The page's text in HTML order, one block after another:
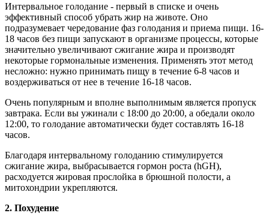
Интервальное голодание - первый в списке и очень
эффективный способ убрать жир на животе. Оно
подразумевает чередование фаз голодания и приема пищи. 16-
18 часов без пищи запускают в организме процессы, которые
значительно увеличивают сжигание жира и производят
некоторые гормональные изменения. Применять этот метод
несложно: нужно принимать пищу в течение 6-8 часов и
воздерживаться от нее в течение 16-18 часов.
Очень популярным и вполне выполнимым является пропуск
завтрака. Если вы ужинали с 18:00 до 20:00, а обедали около
12:00, то голодание автоматически будет составлять 16-18
часов.
Благодаря интервальному голоданию стимулируется
сжигание жира, выбрасывается гормон роста (hGH),
расходуется жировая прослойка в брюшной полости, а
митохондрии укрепляются.
2. Похудение